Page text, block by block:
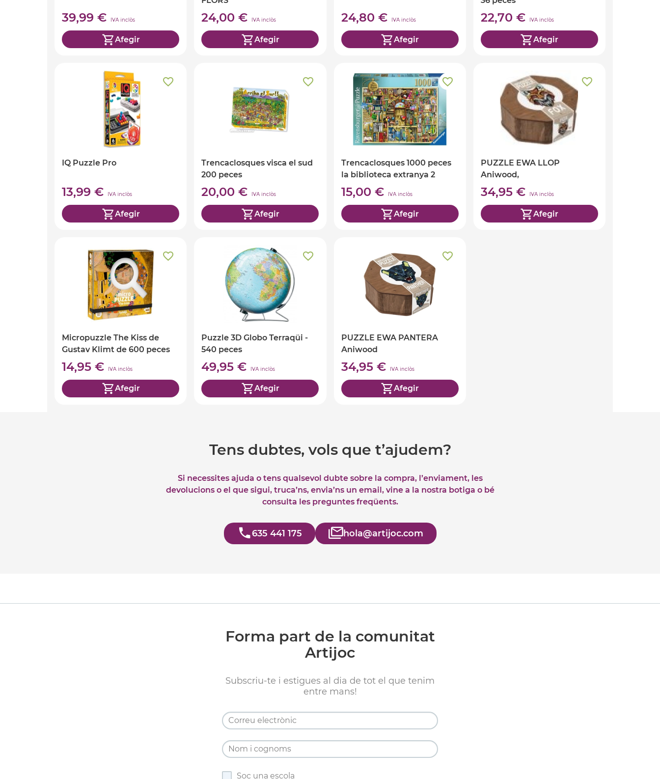
39,99 € IVA inclòs
Afegir
24,00 € IVA inclòs
Afegir
24,80 € IVA inclòs
Afegir
22,70 € IVA inclòs
Afegir
IQ Puzzle Pro
13,99 € IVA inclòs
Afegir
Trencaclosques visca el sud
200 peces
20,00 € IVA inclòs
Afegir
Trencaclosques 1000 peces
la biblioteca extranya 2
15,00 € IVA inclòs
Afegir
PUZZLE EWA LLOP
Aniwood,
34,95 € IVA inclòs
Afegir
Micropuzzle The Kiss de
Gustav Klimt de 600 peces
14,95 € IVA inclòs
Afegir
Puzzle 3D Globo Terraqüi -
540 peces
49,95 € IVA inclòs
Afegir
PUZZLE EWA PANTERA
Aniwood
34,95 € IVA inclòs
Afegir
Tens dubtes, vols que t’ajudem?
Si necessites ajuda o tens qualsevol dubte sobre la compra, l’enviament, les
devolucions o el que sigui, truca’ns, envia’ns un email, vine a la nostra botiga o bé
consulta les preguntes freqüents.
635 441 175 hola@artijoc.com
Forma part de la comunitat
Artijoc
Subscriu-te i estigues al dia de tot el que tenim
entre mans!
Soc una escola